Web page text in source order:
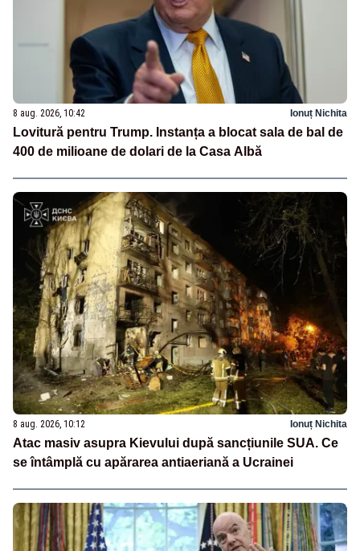
8 aug. 2026, 10:42 Ionuț Nichita
Lovitură pentru Trump. Instanța a blocat sala de bal de
400 de milioane de dolari de la Casa Albă
8 aug. 2026, 10:12 Ionuț Nichita
Atac masiv asupra Kievului după sancțiunile SUA. Ce
se întâmplă cu apărarea antiaeriană a Ucrainei